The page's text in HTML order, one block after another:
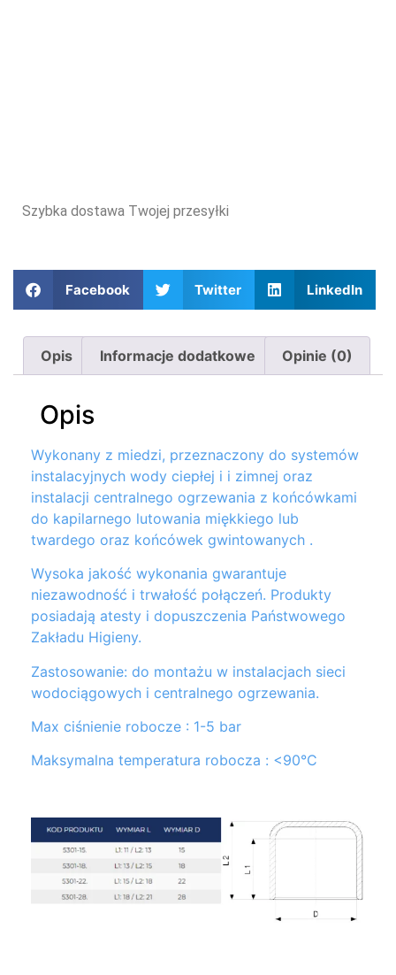
Facebook Twitter LinkedIn
Szybka dostawa Twojej przesyłki
Opis Informacje dodatkowe Opinie (0)
Opis
Wykonany z miedzi, przeznaczony do systemów
instalacyjnych wody ciepłej i i zimnej oraz
instalacji centralnego ogrzewania z końcówkami
do kapilarnego lutowania miękkiego lub
twardego oraz końcówek gwintowanych .
Wysoka jakość wykonania gwarantuje
niezawodność i trwałość połączeń. Produkty
posiadają atesty i dopuszczenia Państwowego
Zakładu Higieny.
Zastosowanie: do montażu w instalacjach sieci
wodociągowych i centralnego ogrzewania.
Max ciśnienie robocze : 1-5 bar
Maksymalna temperatura robocza : <90°C